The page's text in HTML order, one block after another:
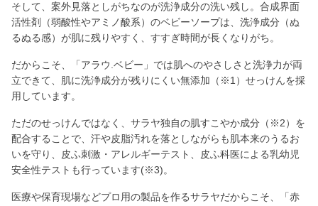
そして、案外見落としがちなのが洗浄成分の洗い残し。合成界面
活性剤（弱酸性やアミノ酸系）のベビーソープは、洗浄成分（ぬ
るぬる感）が肌に残りやすく、すすぎ時間が長くなりがち。
だからこそ、「アラウ.ベビー」では肌へのやさしさと洗浄力が両
立できて、肌に洗浄成分が残りにくい無添加（※1）せっけんを採
用しています。
ただのせっけんではなく、サラヤ独自の肌すこやか成分（※2）を
配合することで、汗や皮脂汚れを落としながらも肌本来のうるお
いを守り、皮ふ刺激・アレルギーテスト、皮ふ科医による乳幼児
安全性テストも行っています(※3)。
医療や保育現場などプロ用の製品を作るサラヤだからこそ、「赤